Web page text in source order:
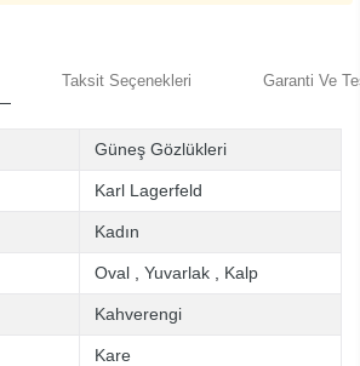
Taksit Seçenekleri Garanti Ve
Güneş Gözlükleri
Karl Lagerfeld
Kadın
Oval Yuvarlak Kalp
Kahverengi
Kare